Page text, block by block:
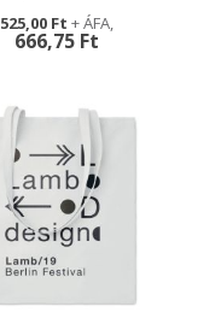
666,75 Ft
525,00 Ft